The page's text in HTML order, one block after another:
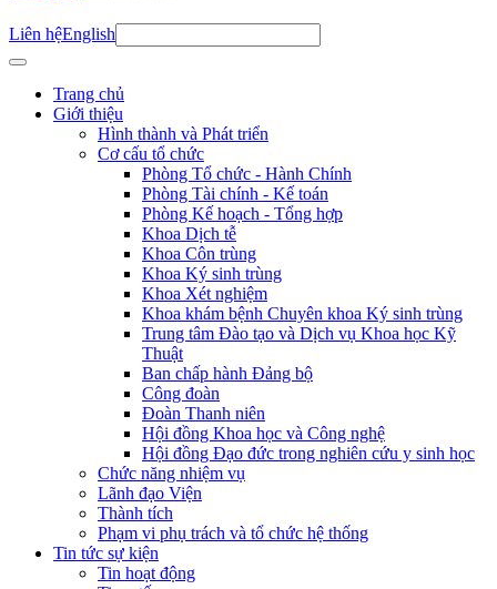
Liên hệEnglish
Trang chủ
Giới thiệu
Hình thành và Phát triển
Cơ cấu tổ chức
Phòng Tổ chức - Hành Chính
Phòng Tài chính - Kế toán
Phòng Kế hoạch - Tổng hợp
Khoa Dịch tễ
Khoa Côn trùng
Khoa Ký sinh trùng
Khoa Xét nghiệm
Khoa khám bệnh Chuyên khoa Ký sinh trùng
Trung tâm Đào tạo và Dịch vụ Khoa học Kỹ
Thuật
Ban chấp hành Đảng bộ
Công đoàn
Đoàn Thanh niên
Hội đồng Khoa học và Công nghệ
Hội đồng Đạo đức trong nghiên cứu y sinh học
Chức năng nhiệm vụ
Lãnh đạo Viện
Thành tích
Phạm vi phụ trách và tổ chức hệ thống
Tin tức sự kiện
Tin hoạt động